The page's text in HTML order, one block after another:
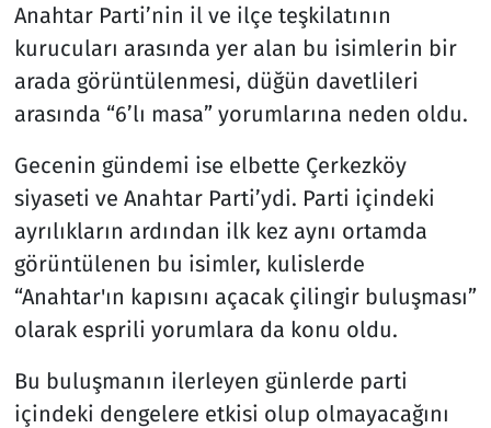
Anahtar Parti’nin il ve ilçe teşkilatının
kurucuları arasında yer alan bu isimlerin bir
arada görüntülenmesi, düğün davetlileri
arasında “6’lı masa” yorumlarına neden oldu.
Gecenin gündemi ise elbette Çerkezköy
siyaseti ve Anahtar Parti’ydi. Parti içindeki
ayrılıkların ardından ilk kez aynı ortamda
görüntülenen bu isimler, kulislerde
“Anahtar'ın kapısını açacak çilingir buluşması”
olarak esprili yorumlara da konu oldu.
Bu buluşmanın ilerleyen günlerde parti
içindeki dengelere etkisi olup olmayacağını
Süleymanpaşa
Tekirdağ